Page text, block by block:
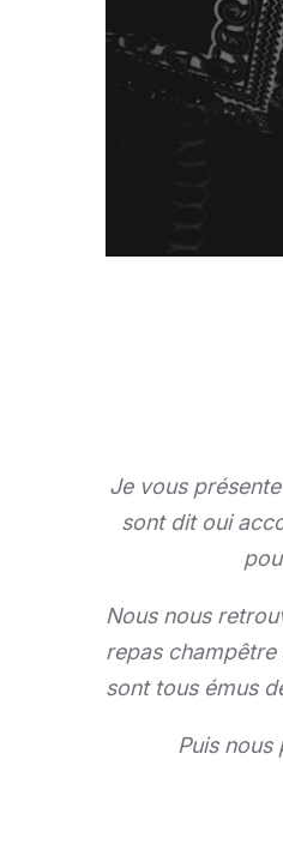
Je vous
sont dit oui
Nous nous
repas champêtre
sont tous émus
Puis